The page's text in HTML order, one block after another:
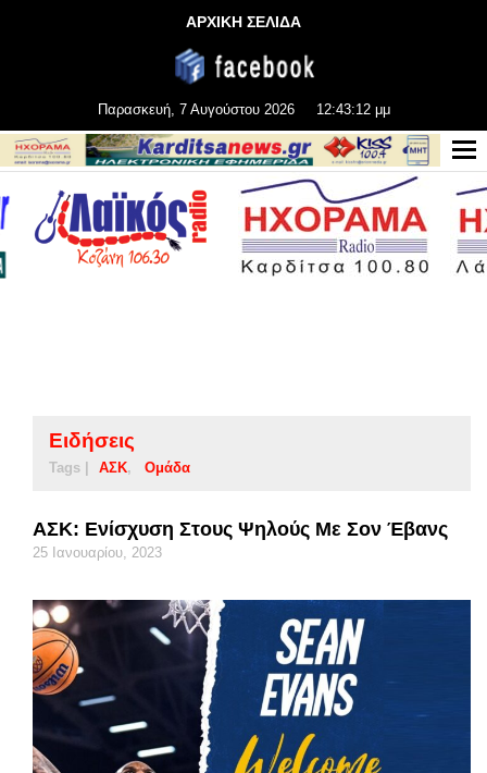
ΑΡΧΙΚΗ ΣΕΛΙΔΑ
Παρασκευή, 7 Αυγούστου 2026 12:43:13 μμ
Ειδήσεις
Tags | ΑΣΚ Ομάδα
ΑΣΚ: Ενίσχυση Στους Ψηλούς Με Σον Έβανς
25 Ιανουαρίου, 2023